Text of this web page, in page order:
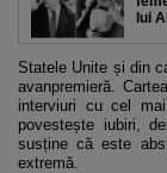
lui
Statele Unite și din
avanpremieră.
interviuri cu cel
povestește iubiri,
susține că este
extremă.